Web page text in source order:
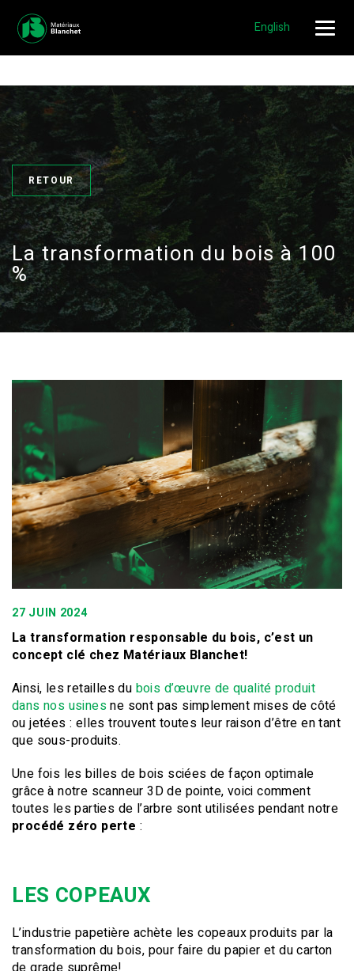
NOUVEAUX EMPLOIS DISPONIBLES!
RETOUR
La transformation du bois à 100
%
27 JUIN 2024
La transformation responsable du bois, c’est un
concept clé chez Matériaux Blanchet!
Ainsi, les retailles du bois d’œuvre de qualité produit
dans nos usinesne sont pas simplement mises de côté
ou jetées : elles trouvent toutes leur raison d’être en tant
que sous-produits.
Une fois les billes de bois sciées de façon optimale
grâce à notre scanneur 3D de pointe, voici comment
toutes les parties de l’arbre sont utilisées pendant notre
procédé zéro perte :
LES COPEAUX
L’industrie papetière achète les copeaux produits par la
transformation du bois, pour faire du papier et du carton
English